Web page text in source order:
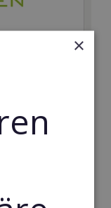
erprobtem
×